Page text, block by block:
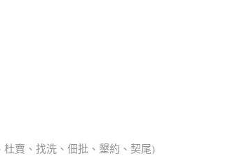
賣、找洗、佃批、墾約、契尾)